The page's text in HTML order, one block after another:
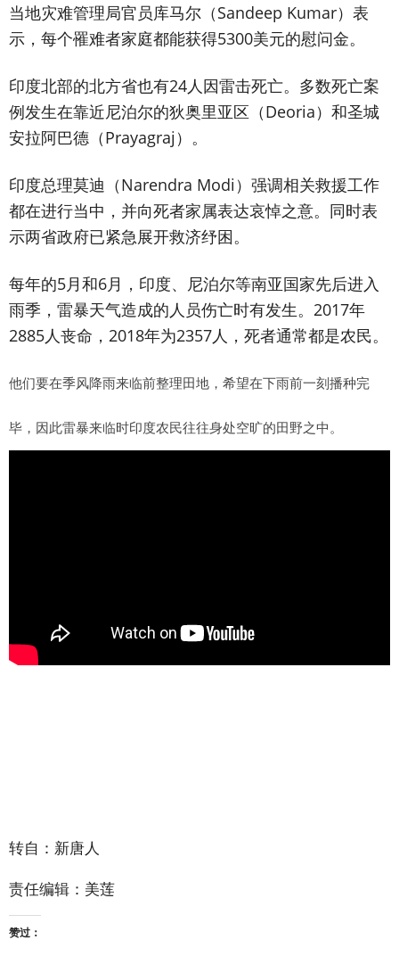
当地灾难管理局官员库马尔（Sandeep Kumar）表
示，每个罹难者家庭都能获得5300美元的慰问金。
印度北部的北方省也有24人因雷击死亡。多数死亡案
例发生在靠近尼泊尔的狄奥里亚区（Deoria）和圣城
安拉阿巴德（Prayagraj）。
印度总理莫迪（Narendra Modi）强调相关救援工作
都在进行当中，并向死者家属表达哀悼之意。同时表
示两省政府已紧急展开救济纾困。
每年的5月和6月，印度、尼泊尔等南亚国家先后进入
雨季，雷暴天气造成的人员伤亡时有发生。2017年
2885人丧命，2018年为2357人，死者通常都是农民。
他们要在季风降雨来临前整理田地，希望在下雨前一刻播种完
毕，因此雷暴来临时印度农民往往身处空旷的田野之中。
转自：新唐人
责任编辑：美莲
赞过：